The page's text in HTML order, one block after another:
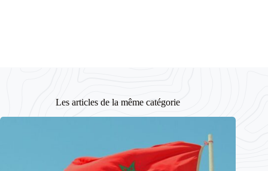
Les articles de la même catégorie